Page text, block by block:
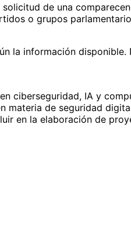
de una
o grupos
la información
ciberseguridad, IA y
de seguridad
en la elaboración de